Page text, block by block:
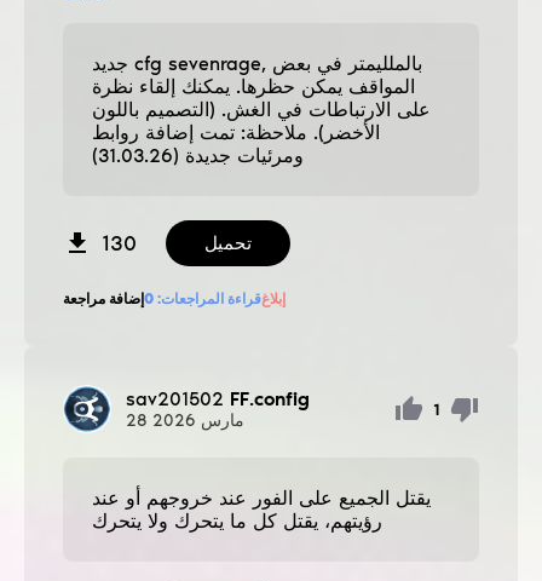
جديد cfg sevenrage, بالملليمتر في بعض
المواقف يمكن حظرها. يمكنك إلقاء نظرة
على الارتباطات في الغش. (التصميم باللون
الأخضر). ملاحظة: تمت إضافة روابط
ومرئيات جديدة (31.03.26)
130 تحميل
إضافة مراجعة قراءة المراجعات: 0 إبلاغ
sav201502 FF.config
28 مارس
1
يقتل الجميع على الفور عند خروجهم أو عند
رؤيتهم، يقتل كل ما يتحرك ولا يتحرك